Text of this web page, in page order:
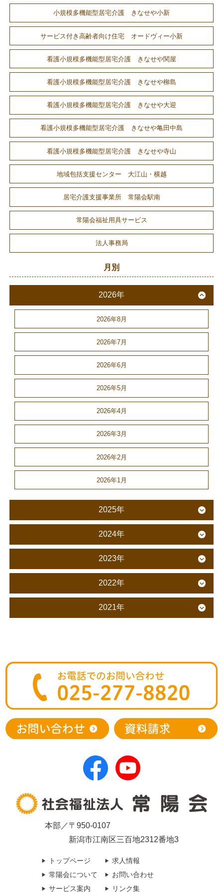
小規模多機能型居宅介護 きなせや小新
サービス付き高齢者向け住宅 オードヴィー小新
看護小規模多機能型居宅介護 きなせや関屋
看護小規模多機能型居宅介護 きなせや柳島
看護小規模多機能型居宅介護 きなせや大迎
看護小規模多機能型居宅介護 きなせや亀田中島
看護小規模多機能型居宅介護 きなせや寺山
地域包括支援センター 大江山・横越
居宅介護支援事業所 常陽会駅南
常陽会福祉用具サービス
法人事務局
月別
2026年
2026年8月
2026年7月
2026年6月
2026年5月
2026年4月
2026年3月
2026年2月
2026年1月
2025年
2024年
2023年
2022年
2021年
本部／〒950-0107
新潟市江南区三百地2312番地3
トップページ
常陽会について
サービス案内
求人情報
お問い合わせ
リンク集